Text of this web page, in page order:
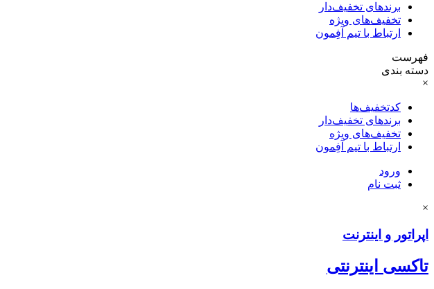
برندهای تخفیف‌دار
تخفیف‌های ویژه
ارتباط با تیم آفِمون
فهرست
دسته بندی
×
کدتخفیف‌ها
برندهای تخفیف‌دار
تخفیف‌های ویژه
ارتباط با تیم آفِمون
ورود
ثبت نام
×
اپراتور و اینترنت
تاکسی اینترنتی